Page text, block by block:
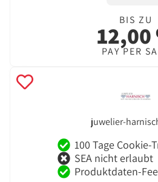
BIS ZU
12,00
PAY PER
juwelier-
100 Tage Cookie-
SEA nicht erlaubt
Produktdaten-